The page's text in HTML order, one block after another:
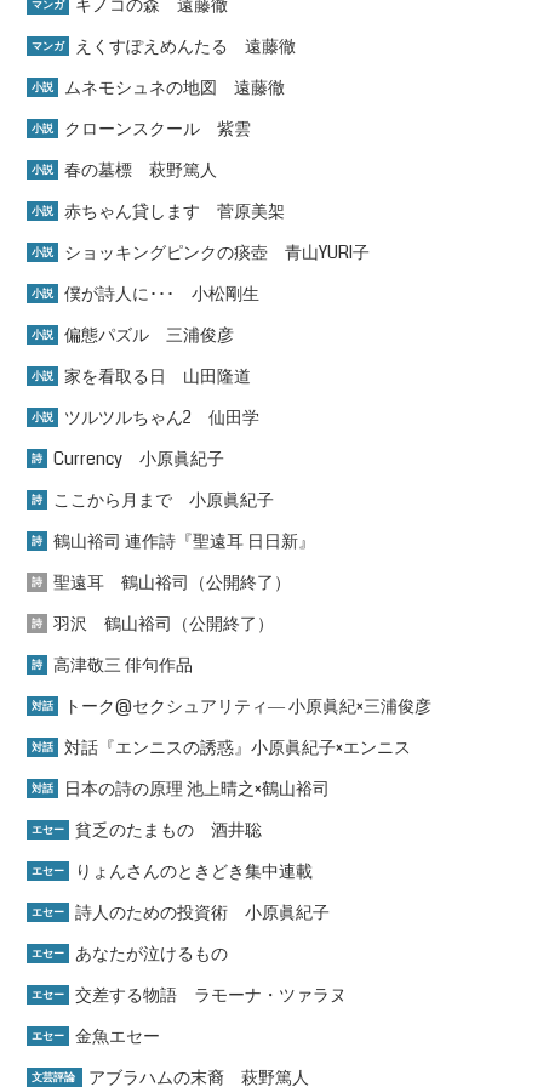
マンガ
マンガ えくすぽえめんたる 遠藤徹
小説 ムネモシュネの地図 遠藤徹
小説 クローンスクール 紫雲
小説 春の墓標 萩野篤人
小説 赤ちゃん貸します 菅原美架
小説 ショッキングピンクの痰壺 青山YURI子
小説 僕が詩人に･･･ 小松剛生
小説 偏態パズル 三浦俊彦
小説 家を看取る日 山田隆道
小説 ツルツルちゃん2 仙田学
詩 Currency 小原眞紀子
詩 ここから月まで 小原眞紀子
詩 鶴山裕司 連作詩『聖遠耳 日日新』
詩 聖遠耳 鶴山裕司（公開終了）
詩 羽沢 鶴山裕司（公開終了）
詩 高津敬三 俳句作品
対話 トーク@セクシュアリティ― 小原眞紀×三浦俊彦
対話 対話『エンニスの誘惑』小原眞紀子×エンニス
対話 日本の詩の原理 池上晴之×鶴山裕司
エセー 貧乏のたまもの 酒井聡
エセー りょんさんのときどき集中連載
エセー 詩人のための投資術 小原眞紀子
エセー あなたが泣けるもの
エセー 交差する物語 ラモーナ・ツァラヌ
エセー 金魚エセー
文芸評論 アブラハムの末裔 萩野篤人